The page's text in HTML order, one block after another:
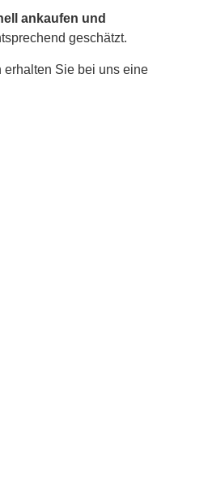
ankaufen und
geschätzt.
erhalten Sie bei uns eine